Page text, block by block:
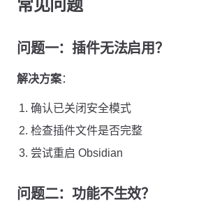
常见问题
问题一：插件无法启用？
解决方案：
确认已关闭安全模式
检查插件文件是否完整
尝试重启 Obsidian
问题二：功能不生效？